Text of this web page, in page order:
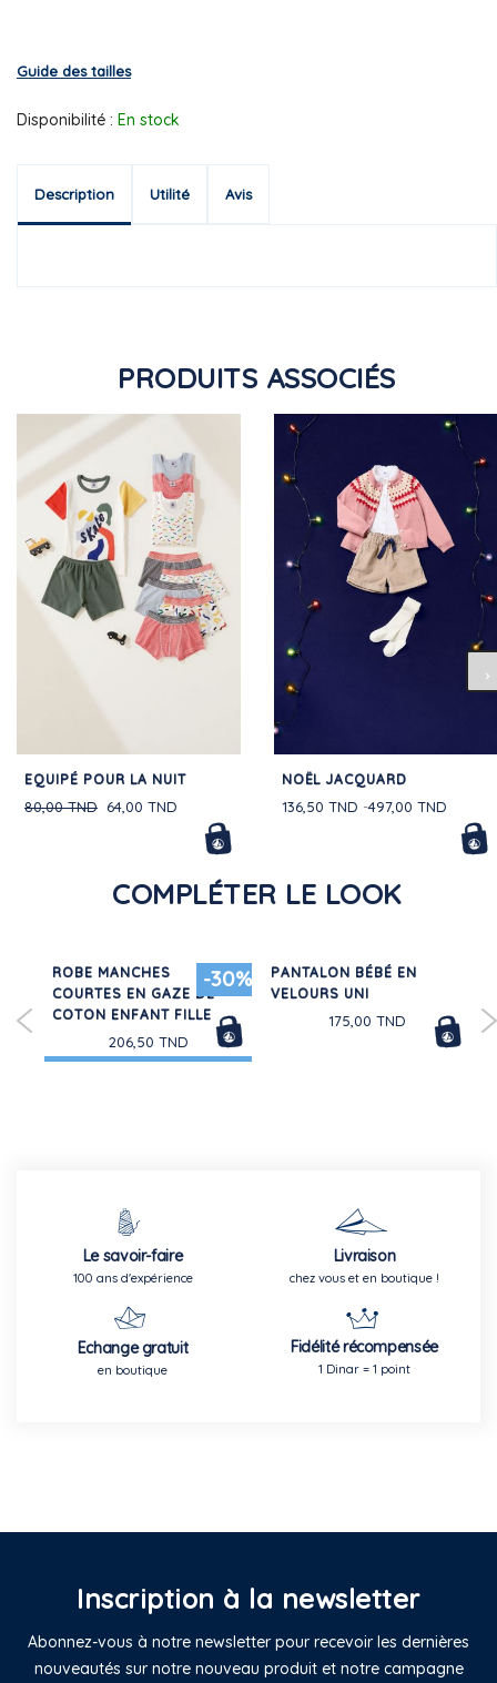
Guide des tailles
Disponibilité : En stock
Description Utilité Avis
PRODUITS ASSOCIÉS
EQUIPÉ POUR LA NUIT
64,00 TND
80,00 TND
NOËL JACQUARD
136,50 TND 497,00 TND
COMPLÉTER LE LOOK
-30%
ROBE MANCHES
COURTES EN GAZE DE
COTON ENFANT FILLE
206,50 TND
PANTALON BÉBÉ EN
VELOURS UNI
175,00 TND
Le savoir-faire
100 ans d'expérience
Livraison
chez vous et en boutique !
Echange gratuit
en boutique
Fidélité récompensée
1 Dinar = 1 point
Inscription à la newsletter
Abonnez-vous à notre newsletter pour recevoir les dernières
nouveautés sur notre nouveau produit et notre campagne